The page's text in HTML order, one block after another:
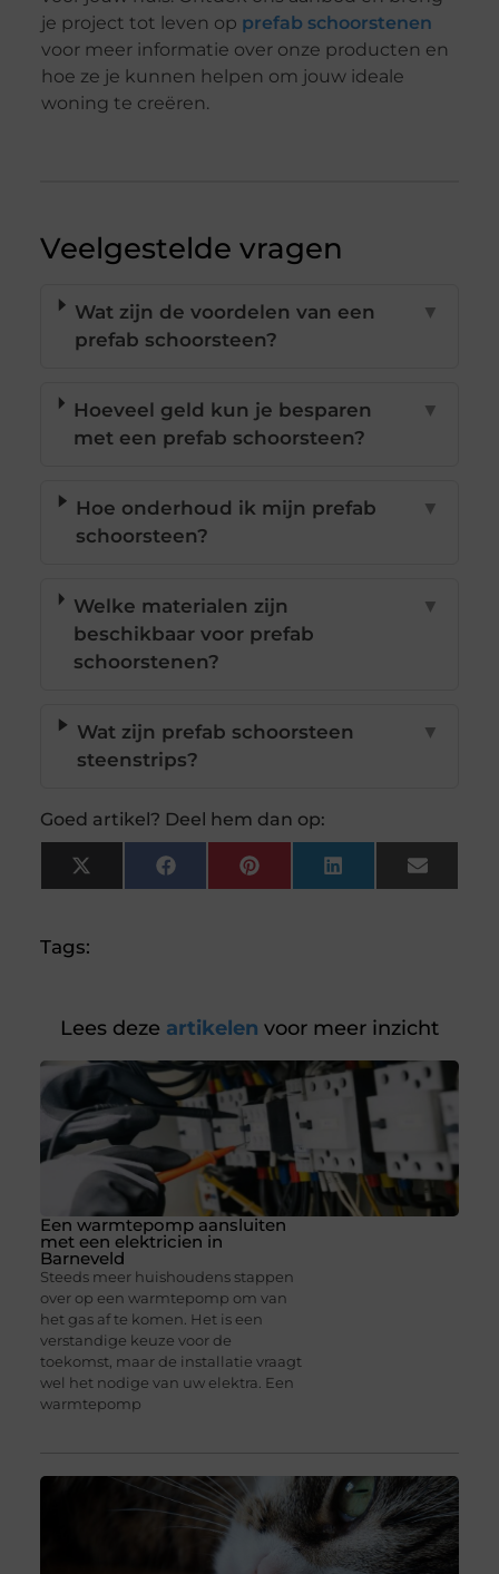
je project tot leven op prefab schoorstenen
voor meer informatie over onze producten en
hoe ze je kunnen helpen om jouw ideale
woning te creëren.
Veelgestelde vragen
Wat zijn de voordelen van een
prefab schoorsteen?
▼
Hoeveel geld kun je besparen
met een prefab schoorsteen?
▼
Hoe onderhoud ik mijn prefab
schoorsteen?
▼
Welke materialen zijn
beschikbaar voor prefab
schoorstenen?
▼
Wat zijn prefab schoorsteen
steenstrips?
▼
Goed artikel? Deel hem dan op:
X
(Twitter)
FacebookPinterestLinkedInEmail
Tags:
Lees deze artikelen voor meer inzicht
Een warmtepomp aansluiten
met een elektricien in
Barneveld
Steeds meer huishoudens stappen
over op een warmtepomp om van
het gas af te komen. Het is een
verstandige keuze voor de
toekomst, maar de installatie vraagt
wel het nodige van uw elektra. Een
warmtepomp